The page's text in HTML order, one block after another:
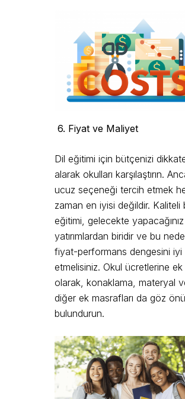
6. Fiyat ve Maliyet
Dil eğitimi için bütçenizi
alarak okulları karşılaştırın.
ucuz seçeneği tercih etmek
zaman en iyisi değildir. Kaliteli
eğitimi, gelecekte yapacağınız
yatırımlardan biridir ve bu
fiyat-performans dengesini iyi
etmelisiniz. Okul ücretlerine ek
olarak, konaklama, materyal
diğer ek masrafları da göz
bulundurun.